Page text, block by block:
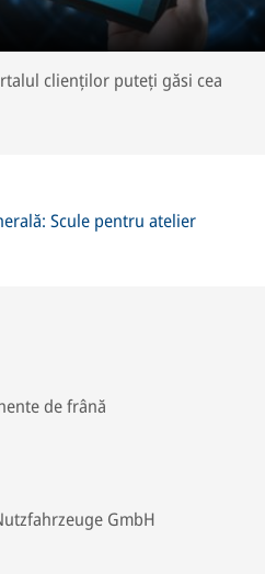
clienților puteți găsi cea
Scule pentru atelier
de frână
GmbH